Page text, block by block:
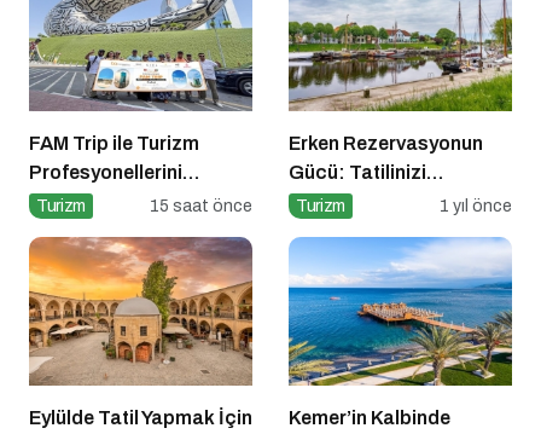
FAM Trip ile Turizm
Profesyonellerini
Buluşturdu
Turizm 15 saat önce
Erken Rezervasyonun
Gücü: Tatilinizi
Planlayın, Avantajları
Turizm 1 yıl önce
Eylülde Tatil Yapmak İçin
Kemer’in Kalbinde